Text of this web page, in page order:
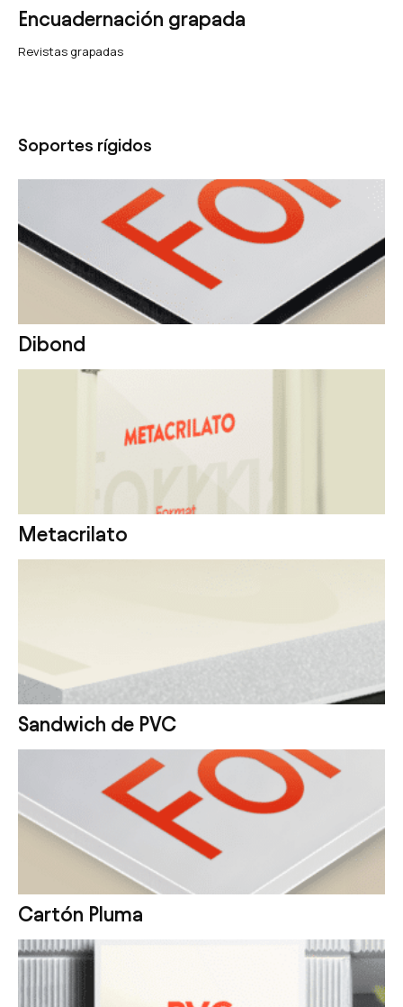
Encuadernación grapada
Revistas grapadas
Soportes rígidos
Dibond
Metacrilato
Sandwich de PVC
Cartón Pluma